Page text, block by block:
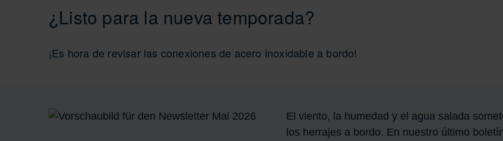
¿Listo para la nueva temporada?
¡Es hora de revisar las conexiones de acero inoxidable a bordo!
El viento, la humedad y el agua salada
los herrajes a bordo. En nuestro último